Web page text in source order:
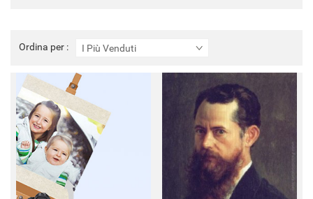
Ordina per : I Più Venduti
Ordina
per